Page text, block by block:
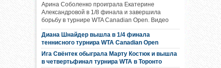
Арина Соболенко проиграла Екатерине
Александровой в 1/8 финала и завершила
борьбу в турнире WTA Canadian Open. Видео
Диана Шнайдер вышла в 1/4 финала
теннисного турнира WTA Canadian Open
Ига Свёнтек обыграла Марту Костюк и вышла
в четвертьфинал турнира WTA в Торонто